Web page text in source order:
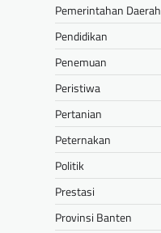
Pemerintahan Daerah
Pendidikan
Penemuan
Peristiwa
Pertanian
Peternakan
Politik
Prestasi
Provinsi Banten